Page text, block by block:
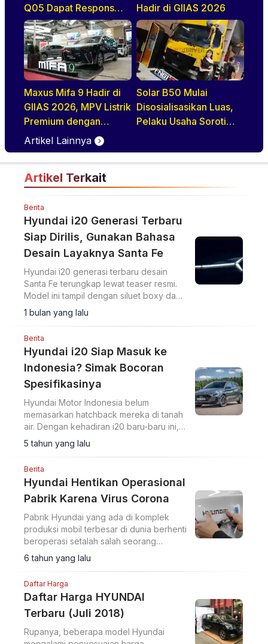
Q05 Dapat Respons
Positif di GIIAS 2026
Hadir di GIIAS 2026
Maxus Mifa 9 Hadir di
GIIAS 2026, MPV Listrik
Premium dengan
Definisi Baru Quiet
Luxury
Solar B50 Mulai
Disosialisasikan Luas,
Pelaku Usaha Soroti
BBM
Artikel Lainnya
Artikel Terkait
Berita
Hyundai i20 Generasi Terbaru
Siap Dirilis, Gunakan Bahasa
Desain Layaknya Santa Fe
Hyundai i20 generasi terbaru desain
Santa Fe terungkap lewat teaser resmi.
Model ini tampil dengan siluet boxy dan
fascia depan baru menjelang debut
global bulan depan.
1 bulan yang lalu
Berita
Hyundai i20 Siap Masuk ke
Indonesia? Simak Bocoran
Spesifikasinya
Hyundai Motor Indonesia belum
memasarkan hatchback mereka di tanah
air. Dengan kehadiran i20 baru-baru ini,
bisa saja mobil ini langsung dibawa ke
Indonesia. Simak spesifikasi lengkapnya
5 tahun yang lalu
Berita
Hyundai Hentikan Operasional
Pabrik Karena Virus Corona
Pabrik Hyundai yang ada di komplek
produksi mobil terbesar di dunia berhenti
beroperasi setalah salah seorang
pekerja positif corona.
6 tahun yang lalu
Daftar Harga
Daftar Harga HYUNDAI
Terbaru (Juli 2018)
Rupanya, beberapa model Hyundai